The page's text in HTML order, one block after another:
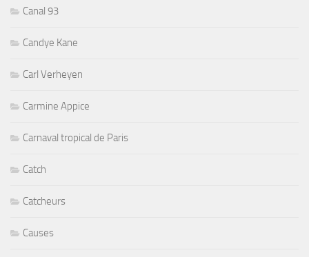
Canal 93
Candye Kane
Carl Verheyen
Carmine Appice
Carnaval tropical de Paris
Catch
Catcheurs
Causes